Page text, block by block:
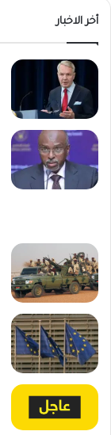
أخر الاخبار